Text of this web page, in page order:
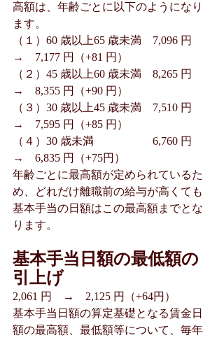
高額は、年齢ごとに以下のようになり
ます。
（１）60 歳以上65 歳未満　7,096 円
→　7,177 円（+81 円）
（２）45 歳以上60 歳未満　8,265 円
→　8,355 円（+90 円）
（３）30 歳以上45 歳未満　7,510 円
→　7,595 円（+85 円）
（４）30 歳未満　　　  　   6,760 円
→　6,835 円（+75円）
年齢ごとに最高額が定められているた
め、どれだけ離職前の給与が高くても
基本手当の日額はこの最高額までとな
ります。
基本手当日額の最低額の
引上げ
2,061 円　→　2,125 円（+64円）
基本手当日額の算定基礎となる賃金日
額の最高額、最低額等について、毎年